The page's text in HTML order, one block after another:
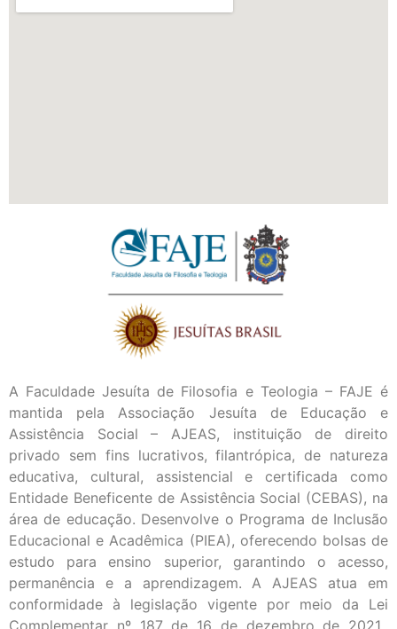
A Faculdade Jesuíta de Filosofia e Teologia – FAJE é
mantida pela Associação Jesuíta de Educação e
Assistência Social – AJEAS, instituição de direito
privado sem fins lucrativos, filantrópica, de natureza
educativa, cultural, assistencial e certificada como
Entidade Beneficente de Assistência Social (CEBAS), na
área de educação. Desenvolve o Programa de Inclusão
Educacional e Acadêmica (PIEA), oferecendo bolsas de
estudo para ensino superior, garantindo o acesso,
permanência e a aprendizagem. A AJEAS atua em
conformidade à legislação vigente por meio da Lei